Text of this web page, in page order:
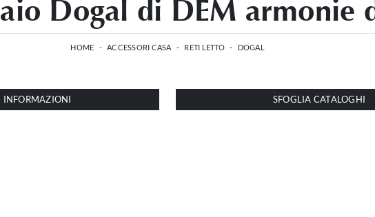
Dogal di DEM armonie
HOME - ACCESSORI CASA - RETI LETTO - DOGAL
INFORMAZIONI SFOGLIA CATALOGHI